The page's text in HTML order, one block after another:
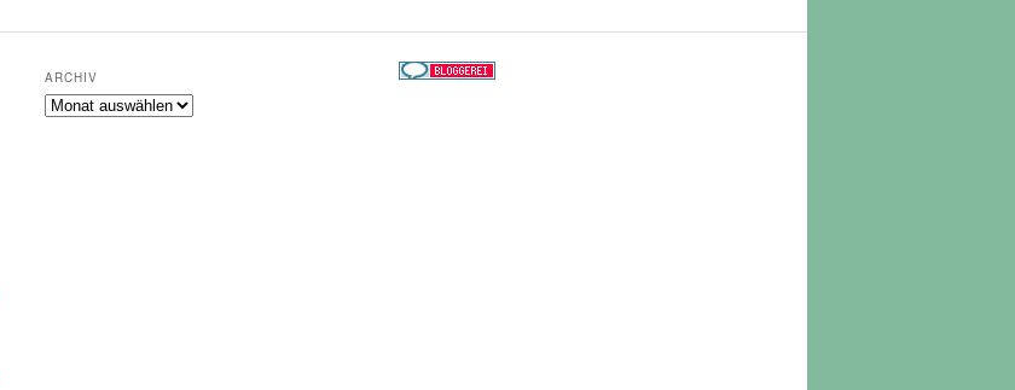
ARCHIV
Archiv